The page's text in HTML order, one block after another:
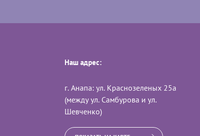
Наш адрес:
г. Анапа: ул. Краснозеленых 25а
(между ул. Самбурова и ул.
Шевченко)